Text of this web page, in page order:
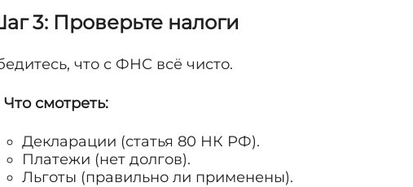
3: Проверьте налоги
что с ФНС всё чисто.
Что смотреть:
Декларации (статья 80 НК РФ).
Платежи (нет долгов).
Льготы (правильно ли применены).